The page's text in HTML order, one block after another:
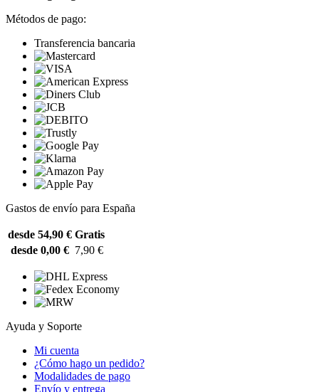
Métodos de pago:
Transferencia bancaria
Gastos de envío para España
desde 54,90 € Gratis
desde 0,00 € 7,90 €
Ayuda y Soporte
Mi cuenta
¿Cómo hago un pedido?
Modalidades de pago
Envío y entrega